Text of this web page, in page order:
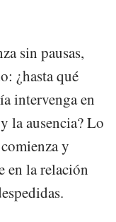
sin pausas,
¿hasta qué
intervenga en
la ausencia? Lo
y
en la relación